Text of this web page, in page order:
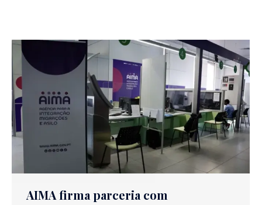
AIMA firma parceria com